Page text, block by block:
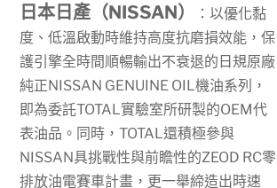
日本日產（NISSAN）
：以優化黏
度、低溫啟動時維持高度抗磨損效能，保
護引擎全時間順暢輸出不衰退的日規原廠
純正NISSAN GENUINE OIL機油系列，
即為委託TOTAL實驗室所研製的OEM代
表油品。同時，TOTAL還積極參與
NISSAN具挑戰性與前瞻性的ZEOD RC零
排放油電賽車計畫，更一舉締造出時速